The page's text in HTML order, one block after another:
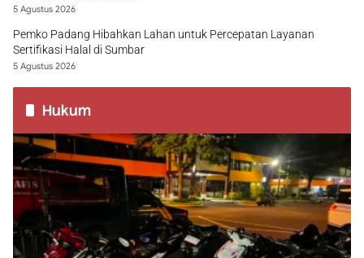
5 Agustus 2026
Pemko Padang Hibahkan Lahan untuk Percepatan Layanan
Sertifikasi Halal di Sumbar
5 Agustus 2026
Hukum